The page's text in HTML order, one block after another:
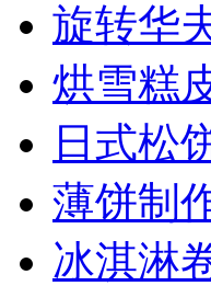
旋转华
烘雪糕
日式松
薄饼制
冰淇淋